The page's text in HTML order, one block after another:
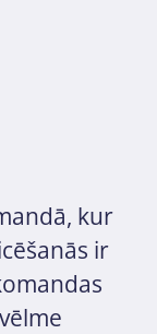
kur
ir